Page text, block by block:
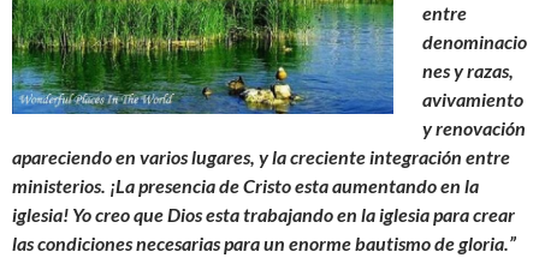
entre
denominacio
nes y razas,
avivamiento
y renovación
apareciendo en varios lugares, y la creciente integración entre
ministerios. ¡La presencia de Cristo esta aumentando en la
iglesia! Yo creo que Dios esta trabajando en la iglesia para crear
las condiciones necesarias para un enorme bautismo de gloria.”